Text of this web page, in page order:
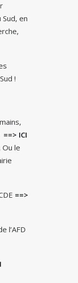
en
!
==> ICI
Ou le
==>
l’AFD